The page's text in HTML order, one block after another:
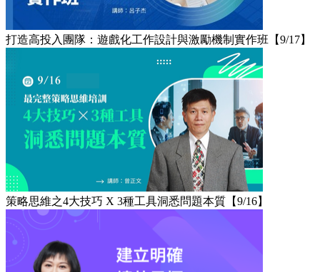
打造高投入團隊：遊戲化工作設計與激勵機制實作班【9/17】
策略思維之4大技巧 X 3種工具洞悉問題本質【9/16】